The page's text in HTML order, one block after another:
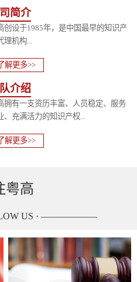
简介
创设于1985年，是中国最早的知识产
理机构...
解更多>>
介绍
拥有一支资历丰富、人员稳定、服务
、充满活力的知识产权...
了解更多>>
粤高
US · ——————